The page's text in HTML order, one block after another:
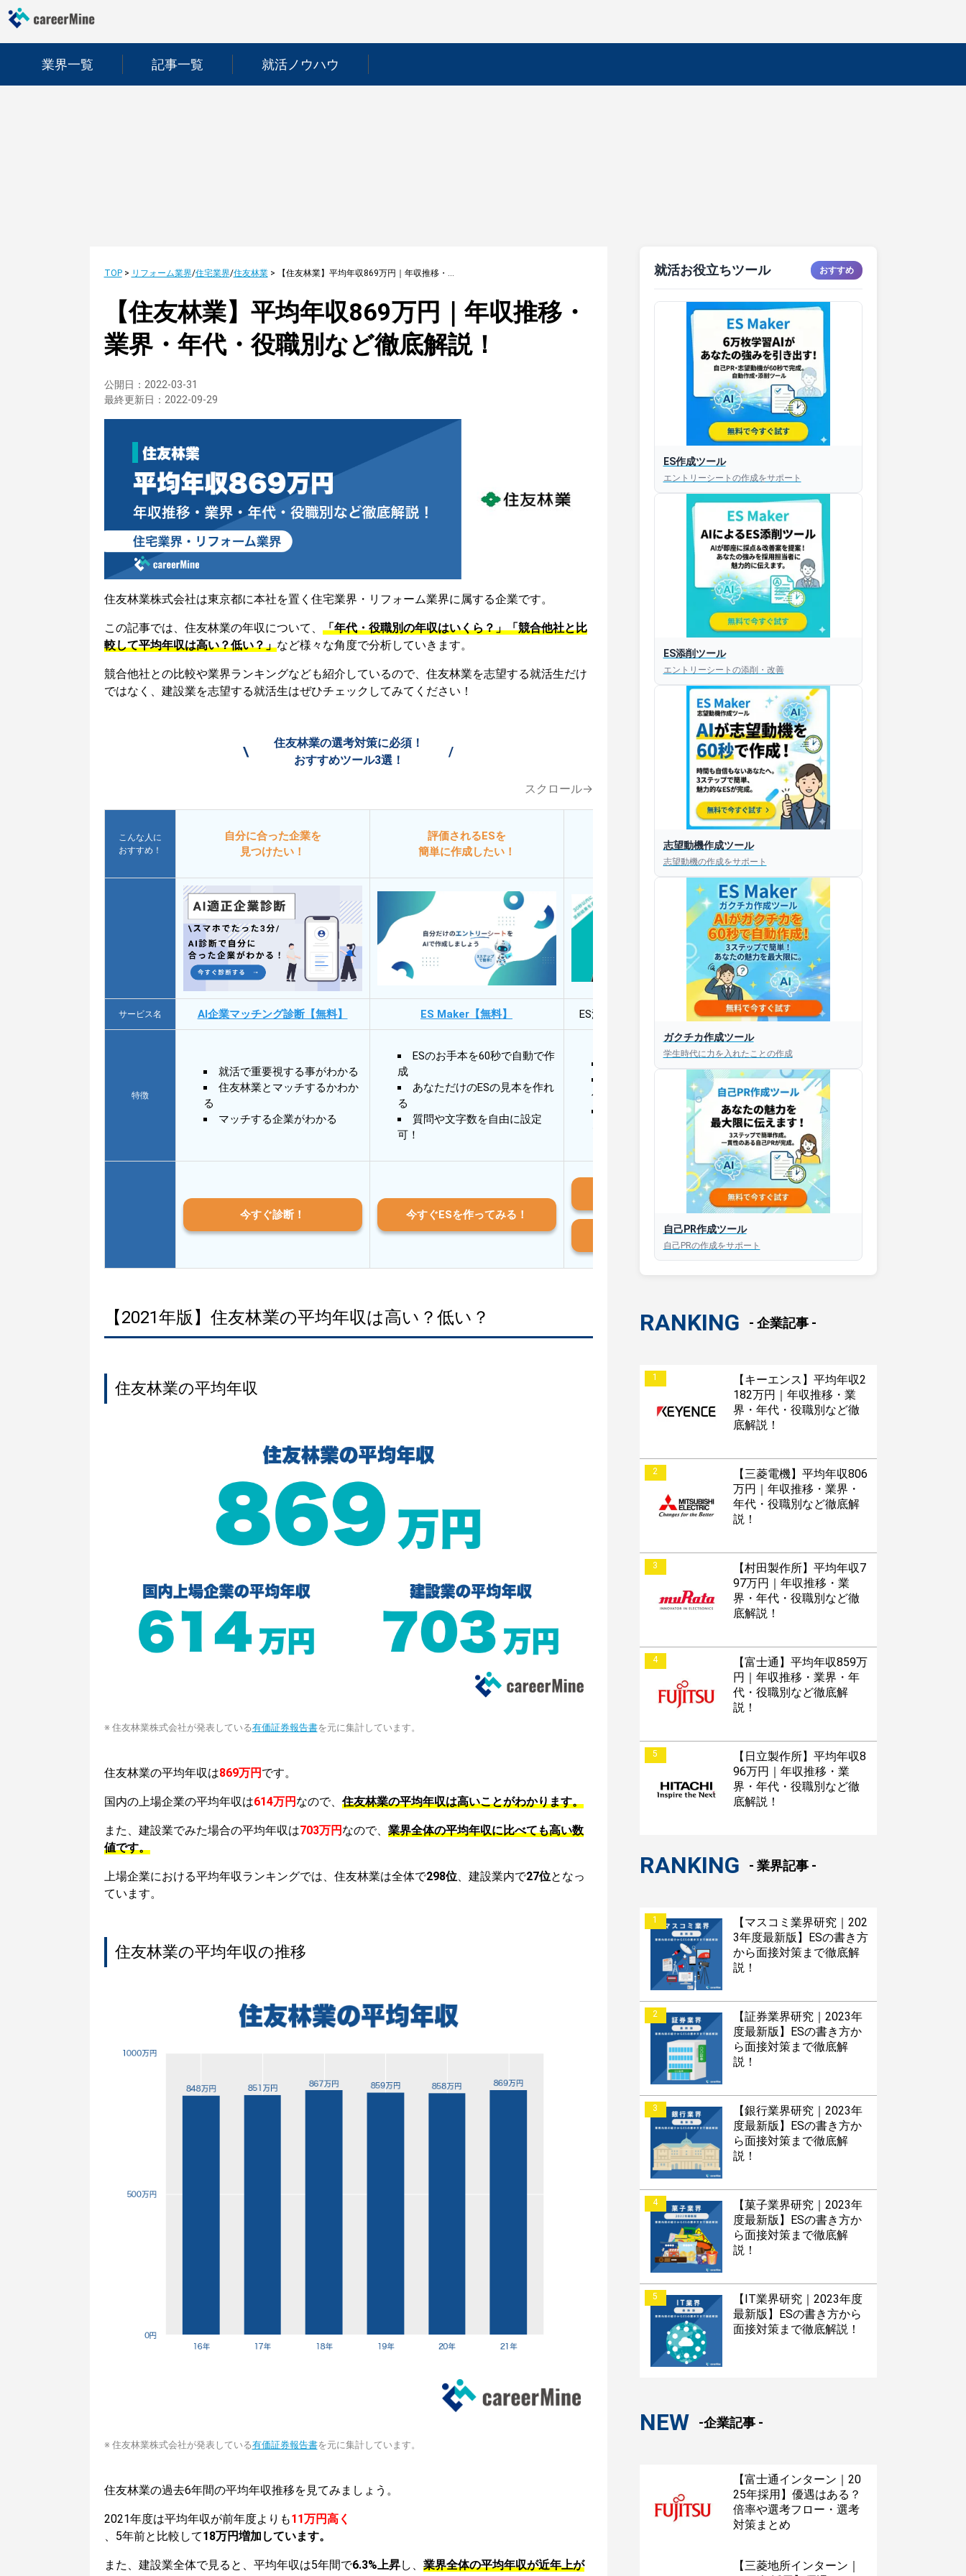
業界一覧 記事一覧 就活ノウハウ
TOP> リフォーム業界/住宅業界/住友林業> 【住友林業】平均年収869万円｜年収推移・業界・年代・役職別など徹底解説！
【住友林業】平均年収869万円｜年収推移・
業界・年代・役職別など徹底解説！
公開日： 2022-03-31
最終更新日： 2022-09-29
住友林業株式会社は東京都に本社を置く住宅業界・リフォーム業界に属する企業です。
この記事では、住友林業の年収について、 「年代・役職別の年収はいくら？」「競合他社と比
較して平均年収は高い？低い？」など様々な角度で分析していきます。
競合他社との比較や業界ランキングなども紹介しているので、住友林業を志望する就活生だけ
ではなく、建設業を志望する就活生はぜひチェックしてみてください！
\
住友林業の選考対策に必須！
おすすめツール3選！
/
スクロール→
こんな人に
おすすめ！
自分に合った企業を
見つけたい！
評価されるESを
簡単に作成したい！
添削してほしい！
サービス名 AI企業マッチング診断【無料】 ES Maker【無料】 ES添削・面接対策アプリ【無料】
特徴
就活で重要視する事がわかる
住友林業とマッチするかわか
る
マッチする企業がわかる
ESのお手本を60秒で自動で作
成
あなただけのESの見本を作れ
る
質問や文字数を自由に設定
可！
30秒以内にあなたのESを添削
30秒以内にあなただけのESを
作成
AIと対話して面接練習ができ
今すぐ診断！ 今すぐESを作ってみる！
iOS版はこちら
Android版はこちら
【2021年版】住友林業の平均年収は高い？低い？
住友林業の平均年収
※ 住友林業株式会社が発表している有価証券報告書を元に集計しています。
住友林業の平均年収は869万円 です。
国内の上場企業の平均年収は614万円 なので、 住友林業の平均年収は高いことがわかります。
また、建設業でみた場合の平均年収は703万円 なので、 業界全体の平均年収に比べても高い数
値です。
上場企業における平均年収ランキングでは、住友林業は全体で298位、建設業内で27位となっ
ています。
住友林業の平均年収の推移
※ 住友林業株式会社が発表している有価証券報告書を元に集計しています。
住友林業の過去6年間の平均年収推移を見てみましょう。
2021年度は平均年収が前年度よりも11万円高く
、5年前と比較して18万円増加しています。
また、建設業全体で見ると、平均年収は5年間で6.3%上昇し、 業界全体の平均年収が近年上が
就活お役立ちツール おすすめ
ES作成ツール
エントリーシートの作成をサポート
ES添削ツール
エントリーシートの添削・改善
志望動機作成ツール
志望動機の作成をサポート
ガクチカ作成ツール
学生時代に力を入れたことの作成
自己PR作成ツール
自己PRの作成をサポート
RANKING - 企業記事 -
1
【キーエンス】平均年収2
182万円｜年収推移・業
界・年代・役職別など徹
底解説！
2
【三菱電機】平均年収806
万円｜年収推移・業界・
年代・役職別など徹底解
説！
3
【村田製作所】平均年収7
97万円｜年収推移・業
界・年代・役職別など徹
底解説！
4
【富士通】平均年収859万
円｜年収推移・業界・年
代・役職別など徹底解
説！
5
【日立製作所】平均年収8
96万円｜年収推移・業
界・年代・役職別など徹
底解説！
RANKING - 業界記事 -
1
【マスコミ業界研究｜202
3年度最新版】ESの書き方
から面接対策まで徹底解
説！
2
【証券業界研究｜2023年
度最新版】ESの書き方か
ら面接対策まで徹底解
説！
3
【銀行業界研究｜2023年
度最新版】ESの書き方か
ら面接対策まで徹底解
説！
4
【菓子業界研究｜2023年
度最新版】ESの書き方か
ら面接対策まで徹底解
説！
5
【IT業界研究｜2023年度
最新版】ESの書き方から
面接対策まで徹底解説！
NEW -企業記事 -
【富士通インターン｜20
25年採用】優遇はある？
倍率や選考フロー・選考
対策まとめ
【三菱地所インターン｜